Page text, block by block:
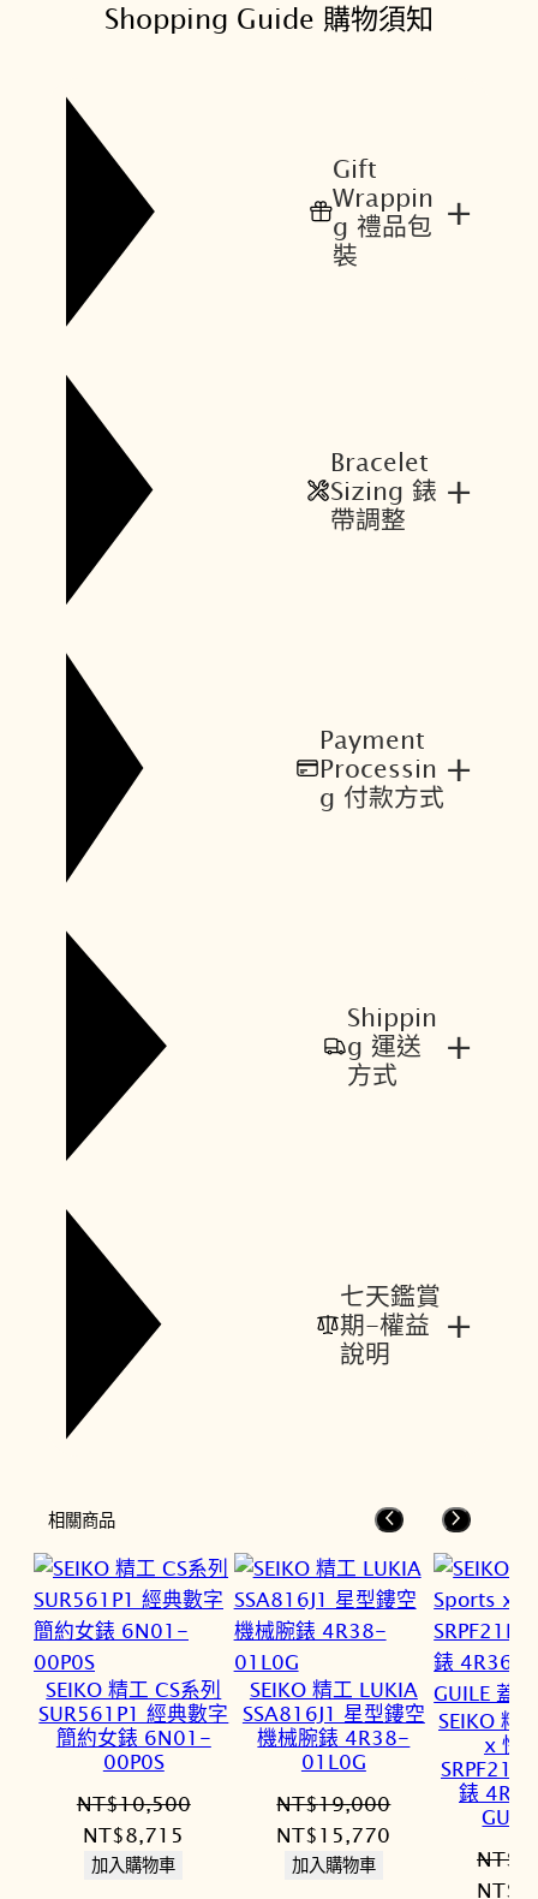
Shopping Guide 購物須知
Gift
Wrappin
g 禮品包
裝
+
Bracelet
Sizing 錶
帶調整
+
Payment
Processin
g 付款方式
+
Shippin
g 運送
方式
+
七天鑑賞
期-權益
說明
+
相關商品
SEIKO 精工 CS系列
SUR561P1 經典數字
簡約女錶 6N01-
00P0S
NT$10,500
原
始
NT$8,715
加入購物車
SEIKO 精工 LUKIA
SSA816J1 星型鏤空
機械腕錶 4R38-
01L0G
NT$19,000
原
始
NT$15,770
加入購物車
SEIKO 精
x 快
錶
NT$
原
NT$